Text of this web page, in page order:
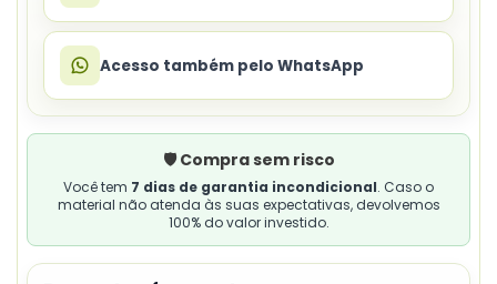
Acesso também pelo WhatsApp
🛡️ Compra sem risco
Você tem 7 dias de garantia incondicional. Caso o
material não atenda às suas expectativas, devolvemos
100% do valor investido.